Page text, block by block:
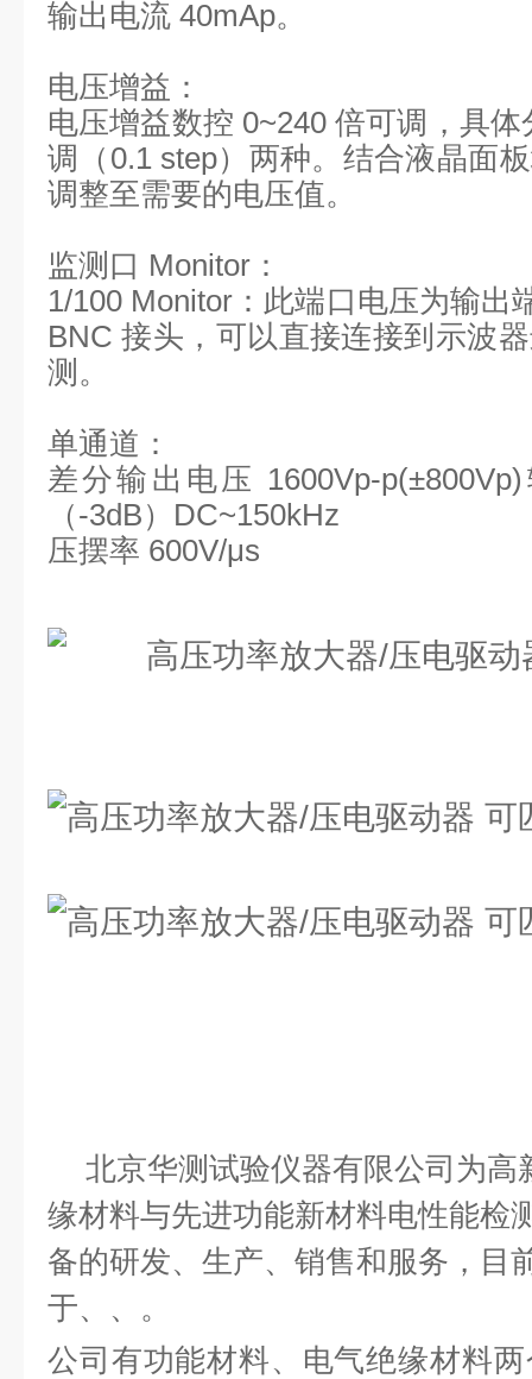
输出电流 40mAp。
电压增益：
电压增益数控 0~240 倍可调，具
调（0.1 step）两种。结合液晶面
调整至需要的电压值。
监测口 Monitor：
1/100 Monitor：此端口电压为输出
BNC 接头，可以直接连接到示波
测。
单通道：
差分输出电压 1600Vp-
（-3dB）DC~150kHz
压摆率 600V/μs
北京华测试验仪器有限公司为高
缘材料与先进功能新材料电性能检
备的研发、生产、销售和服务，目
于、、。
公司有功能材料、电气绝缘材料